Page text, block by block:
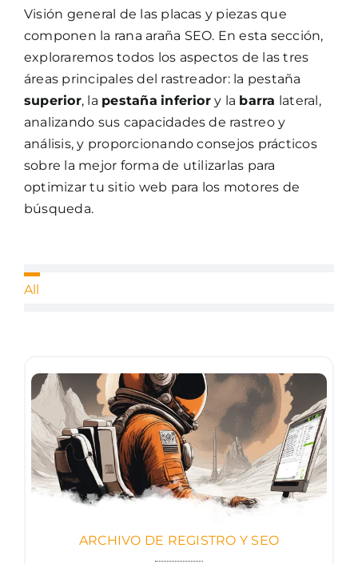
Visión general de las placas y piezas que
componen la rana araña SEO. En esta sección,
exploraremos todos los aspectos de las tres
áreas principales del rastreador: la pestaña
superior, la pestaña inferiory la barra lateral,
analizando sus capacidades de rastreo y
análisis, y proporcionando consejos prácticos
sobre la mejor forma de utilizarlas para
optimizar tu sitio web para los motores de
búsqueda.
All
ARCHIVO DE REGISTRO Y SEO